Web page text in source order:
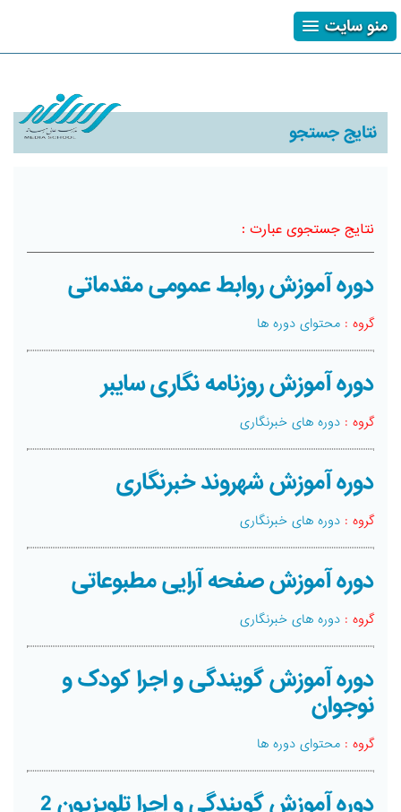
منو سایت
نتایج جستجو
نتایج جستجوی عبارت :
دوره آموزش روابط عمومی مقدماتی
گروه : محتوای دوره ها
دوره آموزش روزنامه نگاری سایبر
گروه : دوره های خبرنگاری
دوره آموزش شهروند خبرنگاری
گروه : دوره های خبرنگاری
دوره آموزش صفحه آرایی مطبوعاتی
گروه : دوره های خبرنگاری
دوره آموزش گویندگی و اجرا کودک و
نوجوان
گروه : محتوای دوره ها
دوره آموزش گویندگی و اجرا تلویزیون 2